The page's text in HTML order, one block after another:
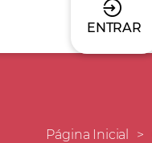
ENTRAR
Página Inicial